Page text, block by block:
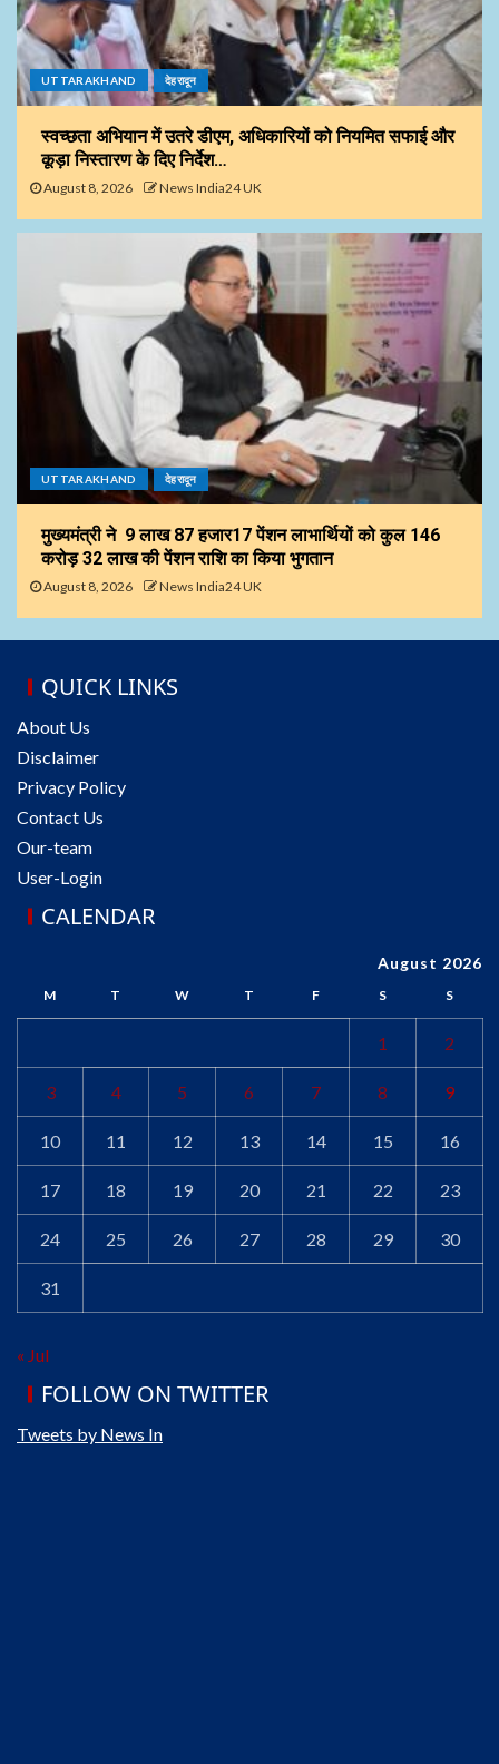
UTTARAKHAND देहरादून
स्वच्छता अभियान में उतरे डीएम, अधिकारियों को नियमित सफाई और
कूड़ा निस्तारण के दिए निर्देश…
August 8, 2026 News India24 UK
UTTARAKHAND देहरादून
मुख्यमंत्री ने 9 लाख 87 हजार17 पेंशन लाभार्थियों को कुल ₹146
करोड़ 32 लाख की पेंशन राशि का किया भुगतान
August 8, 2026 News India24 UK
QUICK LINKS
About Us
Disclaimer
Privacy Policy
Contact Us
Our-team
User-Login
CALENDAR
August 2026
M T W T F S S
1 2
3 4 5 6 7 8 9
10 11 12 13 14 15 16
17 18 19 20 21 22 23
24 25 26 27 28 29 30
31
« Jul
FOLLOW ON TWITTER
Tweets by News In